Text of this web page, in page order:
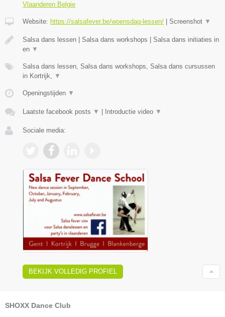
Vlaanderen Belgie
Website: https://salsafever.be/woensdag-lessen/ Screenshot ▼
Salsa dans lessen | Salsa dans workshops | Salsa dans initiaties in
en ▼
Salsa dans lessen, Salsa dans workshops, Salsa dans cursussen
in Kortrijk, ▼
Openingstijden ▼
Laatste facebook posts ▼ Introductie video ▼
Sociale media:
BEKIJK VOLLEDIG PROFIEL
SHOXX Dance Club